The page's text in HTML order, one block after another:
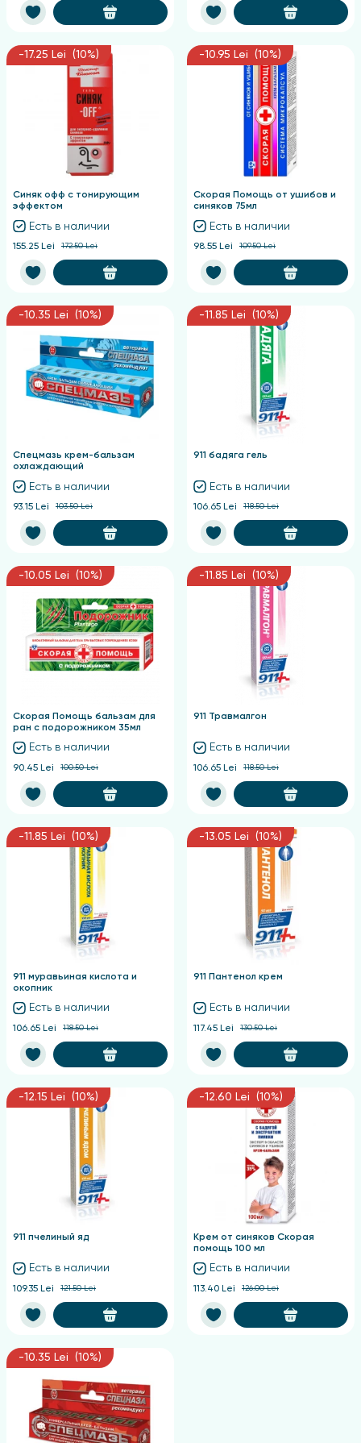
-17.25 Lei (10%)
Синяк офф с тонирующим
эффектом
Есть в наличии
155.25 Lei 172.50 Lei
-10.95 Lei (10%)
Скорая Помощь от ушибов и
синяков 75мл
Есть в наличии
98.55 Lei 109.50 Lei
-10.35 Lei (10%)
Спецмазь крем-бальзам
охлаждающий
Есть в наличии
93.15 Lei 103.50 Lei
-11.85 Lei (10%)
911 бадяга гель
Есть в наличии
106.65 Lei 118.50 Lei
-10.05 Lei (10%)
Скорая Помощь бальзам для
ран с подорожником 35мл
Есть в наличии
90.45 Lei 100.50 Lei
-11.85 Lei (10%)
911 Травмалгон
Есть в наличии
106.65 Lei 118.50 Lei
-11.85 Lei (10%)
911 муравьиная кислота и
окопник
Есть в наличии
106.65 Lei 118.50 Lei
-13.05 Lei (10%)
911 Пантенол крем
Есть в наличии
117.45 Lei 130.50 Lei
-12.15 Lei (10%)
911 пчелиный яд
Есть в наличии
109.35 Lei 121.50 Lei
-12.60 Lei (10%)
Крем от синяков Скорая
помощь 100 мл
Есть в наличии
113.40 Lei 126.00 Lei
-10.35 Lei (10%)